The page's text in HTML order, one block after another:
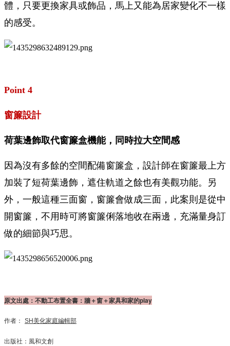
體，只要更換家具或飾品，馬上又能為居家變化不一樣
的感受。
Point 4
窗簾設計
荷葉邊飾取代窗簾盒機能，同時拉大空間感
因為沒有多餘的空間配備窗簾盒，設計師在窗簾最上方
加裝了短荷葉邊飾，遮住軌道之餘也有美觀功能。另
外，一般這種三面窗，窗簾會做成三面，此案則是從中
開窗簾，不用時可將窗簾俐落地收在兩邊，充滿量身訂
做的細節與巧思。
原文出處：不動工布置全書：牆＋窗＋家具和家的play
作者： SH美化家庭編輯部
出版社：風和文創